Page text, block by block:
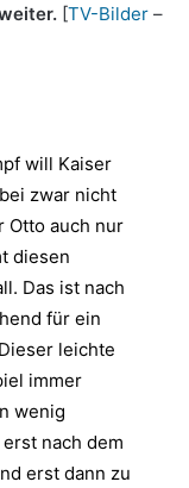
[TV-Bilder –
will Kaiser
zwar nicht
Otto auch nur
diesen
Das ist nach
für ein
leichte
immer
wenig
nach dem
erst dann zu